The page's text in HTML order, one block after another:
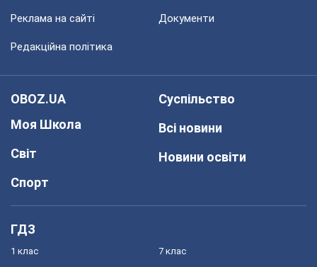
Реклама на сайті Документи
Редакційна політика
OBOZ.UA
Моя Школа
Світ
Спорт
Суспільство
Всі новини
Новини освіти
ГДЗ
1 клас 7 клас